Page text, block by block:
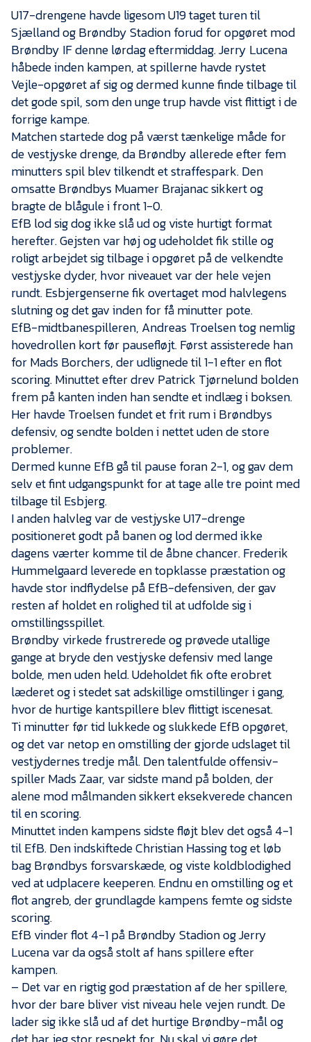
Blue Water Arena
Aktionærinformation
Kontakt
Job i EfB
Presse
U17-drengene havde ligesom U19 taget turen til
Sjælland og Brøndby Stadion forud for opgøret mod
Brøndby IF denne lørdag eftermiddag. Jerry Lucena
håbede inden kampen, at spillerne havde rystet
Vejle-opgøret af sig og dermed kunne finde tilbage til
det gode spil, som den unge trup havde vist flittigt i de
forrige kampe.
Matchen startede dog på værst tænkelige måde for
de vestjyske drenge, da Brøndby allerede efter fem
minutters spil blev tilkendt et straffespark. Den
omsatte Brøndbys Muamer Brajanac sikkert og
bragte de blågule i front 1-0.
EfB lod sig dog ikke slå ud og viste hurtigt format
herefter. Gejsten var høj og udeholdet fik stille og
roligt arbejdet sig tilbage i opgøret på de velkendte
vestjyske dyder, hvor niveauet var der hele vejen
rundt. Esbjergenserne fik overtaget mod halvlegens
slutning og det gav inden for få minutter pote.
EfB-midtbanespilleren, Andreas Troelsen tog nemlig
hovedrollen kort før pausefløjt. Først assisterede han
for Mads Borchers, der udlignede til 1-1 efter en flot
scoring. Minuttet efter drev Patrick Tjørnelund bolden
frem på kanten inden han sendte et indlæg i boksen.
Her havde Troelsen fundet et frit rum i Brøndbys
defensiv, og sendte bolden i nettet uden de store
problemer.
Dermed kunne EfB gå til pause foran 2-1, og gav dem
selv et fint udgangspunkt for at tage alle tre point med
tilbage til Esbjerg.
I anden halvleg var de vestjyske U17-drenge
positioneret godt på banen og lod dermed ikke
dagens værter komme til de åbne chancer. Frederik
Hummelgaard leverede en topklasse præstation og
havde stor indflydelse på EfB-defensiven, der gav
resten af holdet en rolighed til at udfolde sig i
omstillingsspillet.
Brøndby virkede frustrerede og prøvede utallige
gange at bryde den vestjyske defensiv med lange
bolde, men uden held. Udeholdet fik ofte erobret
læderet og i stedet sat adskillige omstillinger i gang,
hvor de hurtige kantspillere blev flittigt iscenesat.
Ti minutter før tid lukkede og slukkede EfB opgøret,
og det var netop en omstilling der gjorde udslaget til
vestjydernes tredje mål. Den talentfulde offensiv-
spiller Mads Zaar, var sidste mand på bolden, der
alene mod målmanden sikkert eksekverede chancen
til en scoring.
Minuttet inden kampens sidste fløjt blev det også 4-1
til EfB. Den indskiftede Christian Hassing tog et løb
bag Brøndbys forsvarskæde, og viste koldblodighed
ved at udplacere keeperen. Endnu en omstilling og et
flot angreb, der grundlagde kampens femte og sidste
scoring.
EfB vinder flot 4-1 på Brøndby Stadion og Jerry
Lucena var da også stolt af hans spillere efter
kampen.
– Det var en rigtig god præstation af de her spillere,
hvor der bare bliver vist niveau hele vejen rundt. De
lader sig ikke slå ud af det hurtige Brøndby-mål og